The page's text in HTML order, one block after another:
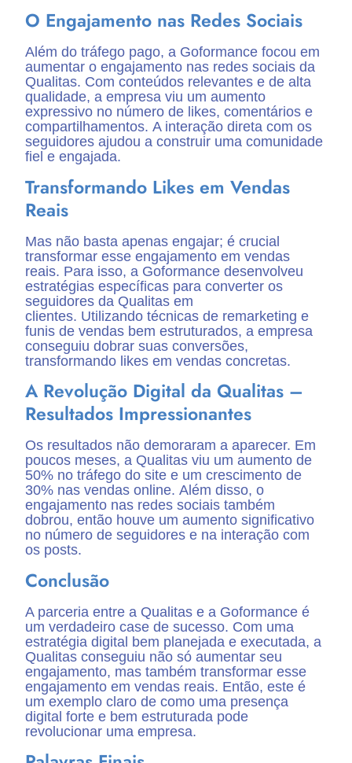
O Engajamento nas Redes Sociais
Além do tráfego pago, a Goformance focou em
aumentar o engajamento nas redes sociais da
Qualitas. Com conteúdos relevantes e de alta
qualidade, a empresa viu um aumento
expressivo no número de likes, comentários e
compartilhamentos. A interação direta com os
seguidores ajudou a construir uma comunidade
fiel e engajada.
Transformando Likes em Vendas
Reais
Mas não basta apenas engajar; é crucial
transformar esse engajamento em vendas
reais. Para isso, a Goformance desenvolveu
estratégias específicas para converter os
seguidores da Qualitas em
clientes. Utilizando técnicas de remarketing e
funis de vendas bem estruturados, a empresa
conseguiu dobrar suas conversões,
transformando likes em vendas concretas.
A Revolução Digital da Qualitas –
Resultados Impressionantes
Os resultados não demoraram a aparecer. Em
poucos meses, a Qualitas viu um aumento de
50% no tráfego do site e um crescimento de
30% nas vendas online. Além disso, o
engajamento nas redes sociais também
dobrou, então houve um aumento significativo
no número de seguidores e na interação com
os posts.
Conclusão
A parceria entre a Qualitas e a Goformance é
um verdadeiro case de sucesso. Com uma
estratégia digital bem planejada e executada, a
Qualitas conseguiu não só aumentar seu
engajamento, mas também transformar esse
engajamento em vendas reais. Então, este é
um exemplo claro de como uma presença
digital forte e bem estruturada pode
revolucionar uma empresa.